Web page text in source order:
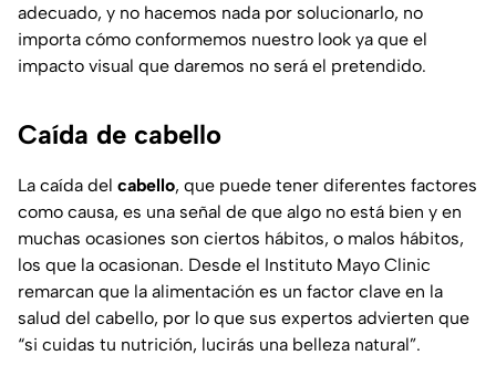
adecuado, y no hacemos nada por solucionarlo, no
importa cómo conformemos nuestro look ya que el
impacto visual que daremos no será el pretendido.
Caída de cabello
La caída del cabello, que puede tener diferentes factores
como causa, es una señal de que algo no está bien y en
muchas ocasiones son ciertos hábitos, o malos hábitos,
los que la ocasionan. Desde el Instituto Mayo Clinic
remarcan que la alimentación es un factor clave en la
salud del cabello, por lo que sus expertos advierten que
“si cuidas tu nutrición, lucirás una belleza natural”.